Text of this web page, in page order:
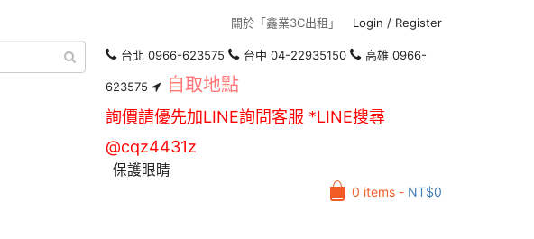
Login / Register
關於「鑫業3C出租」
台北 0966-623575 台中 04-22935150 高雄 0966-
623575 自取地點
詢價請優先加LINE詢問客服 *LINE搜尋
@cqz4431z
保護眼睛
0 items - NT$0